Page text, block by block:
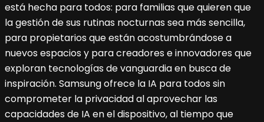
está hecha para todos: para familias que quieren que
la gestión de sus rutinas nocturnas sea más sencilla,
para propietarios que están acostumbrándose a
nuevos espacios y para creadores e innovadores que
exploran tecnologías de vanguardia en busca de
inspiración. Samsung ofrece la IA para todos sin
comprometer la privacidad al aprovechar las
capacidades de IA en el dispositivo, al tiempo que